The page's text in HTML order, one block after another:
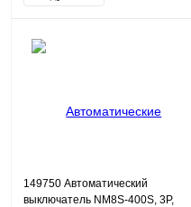
149750 Автоматический
выключатель NM8S-400S, 3P,